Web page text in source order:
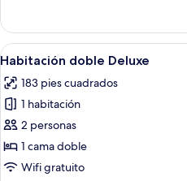
Deluxe
Abrir
todas
las
fotos
de
Habitación
doble
8
Habitación doble Deluxe
183 pies cuadrados
1 habitación
2 personas
1 cama doble
Wifi gratuito